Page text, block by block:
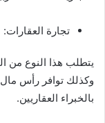
تجارة العقارات:
يتطلب هذا النوع من
وكذلك توافر رأس مال
بالخبراء العقاريين.